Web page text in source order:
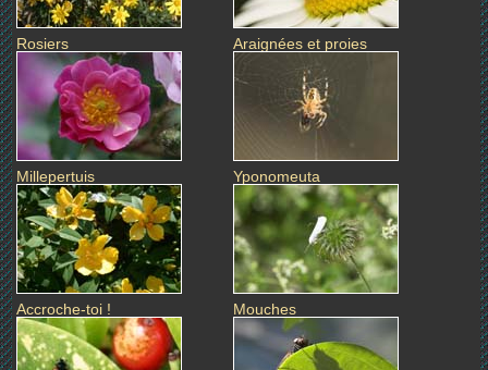
Rosiers
Millepertuis
Accroche-toi !
Araignées et proies
Yponomeuta
Mouches